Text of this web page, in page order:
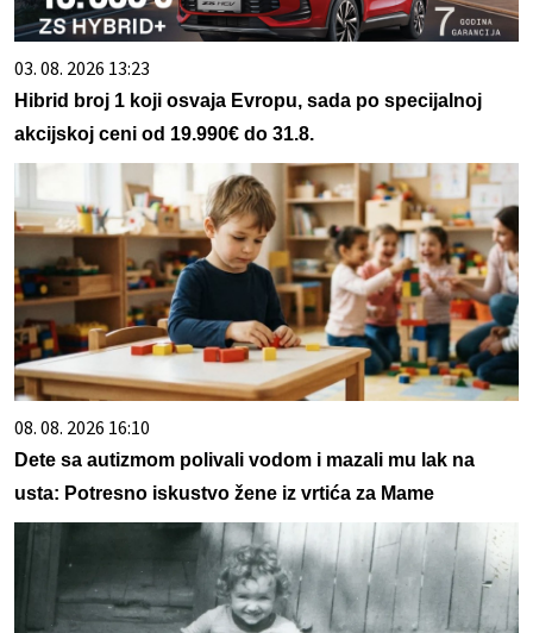
03. 08. 2026 13:23
Hibrid broj 1 koji osvaja Evropu, sada po specijalnoj
akcijskoj ceni od 19.990€ do 31.8.
08. 08. 2026 16:10
Dete sa autizmom polivali vodom i mazali mu lak na
usta: Potresno iskustvo žene iz vrtića za Mame